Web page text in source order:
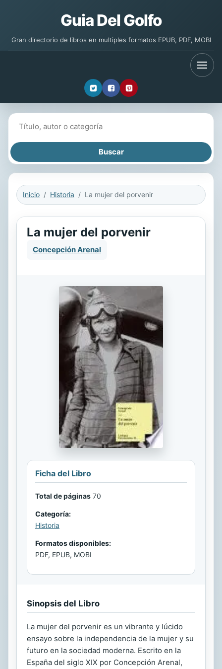
Guia Del Golfo
Gran directorio de libros en multiples formatos EPUB, PDF, MOBI
Inicio Historia La mujer del porvenir
La mujer del porvenir
Concepción Arenal
Ficha del Libro
Total de páginas 70
Categoría:
Historia
Formatos disponibles:
PDF, EPUB, MOBI
Sinopsis del Libro
La mujer del porvenir es un vibrante y lúcido
ensayo sobre la independencia de la mujer y su
futuro en la sociedad moderna. Escrito en la
España del siglo XIX por Concepción Arenal,